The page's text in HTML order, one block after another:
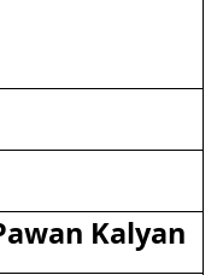
Kalyan